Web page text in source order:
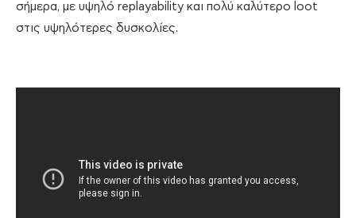
σήμερα, με υψηλό replayability και πολύ καλύτερο loot
στις υψηλότερες δυσκολίες.